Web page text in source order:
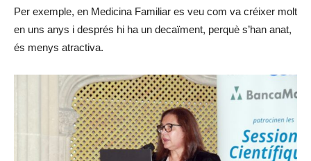
Per exemple, en Medicina Familiar es veu com va créixer molt
en uns anys i després hi ha un decaïment, perquè s’han anat,
és menys atractiva.